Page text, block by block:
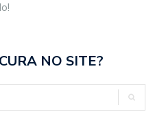
NO SITE?